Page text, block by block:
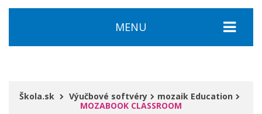
MENU
Škola.sk Výučbové softvéry
mozaik Education
MOZABOOK CLASSROOM